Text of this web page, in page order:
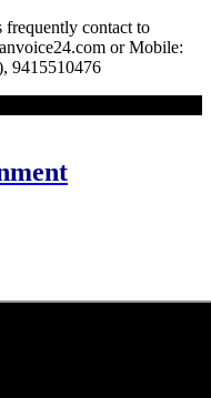
frequently contact to
or Mobile:
9415510476